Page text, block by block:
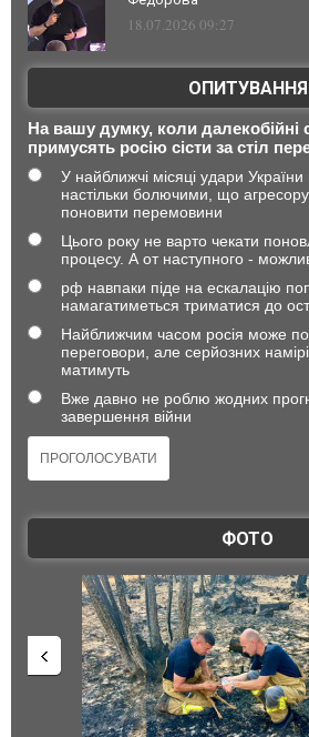
18.07.2026 09:27
ОПИТУВАННЯ
На вашу думку, коли далекобійні
примусять росію сісти за стіл
У найближчі місяці удари України
настільки болючими, що
поновити перемовини
Цього року не варто чекати
процесу. А от наступного -
рф навпаки піде на ескалацію
намагатиметься триматися до
Найближчим часом росія може
переговори, але серйозних
матимуть
Вже давно не роблю жодних
завершення війни
ФОТО